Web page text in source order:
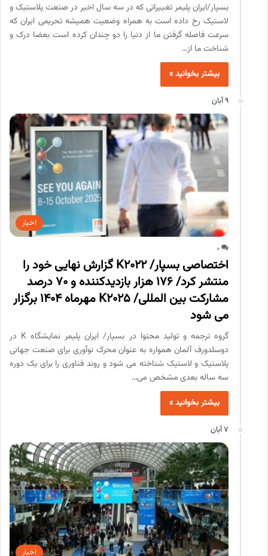
بسپار/ایران پلیمر تغییراتی که در سه سال اخیر در صنعت پلاستیک و
لاستیک رخ داده است به همراه وضعیت همیشه تحریمی ایران که
سرعت فاصله گرفتن ما از دنیا را دو چندان کرده است بعضا درک و
شناخت ما از…
بیشتر بخوانید »
9 آبان
اخبار
0
اختصاصی بسپار/ K2022 گزارش نهایی خود را
منتشر کرد/ 176 هزار بازدیدکننده و 70 درصد
مشارکت بین المللی/ K2025 مهرماه 1404 برگزار
می شود
گروه ترجمه و تولید محتوا در بسپار/ ایران پلیمر نمایشگاه K در
دوسلدورف آلمان همواره به عنوان محرک نوآوری برای صنعت جهانی
پلاستیک و لاستیک شناخته می شود و روند فناوری را برای یک دوره
سه ساله بعدی مشخص می…
بیشتر بخوانید »
7 آبان
اخبار